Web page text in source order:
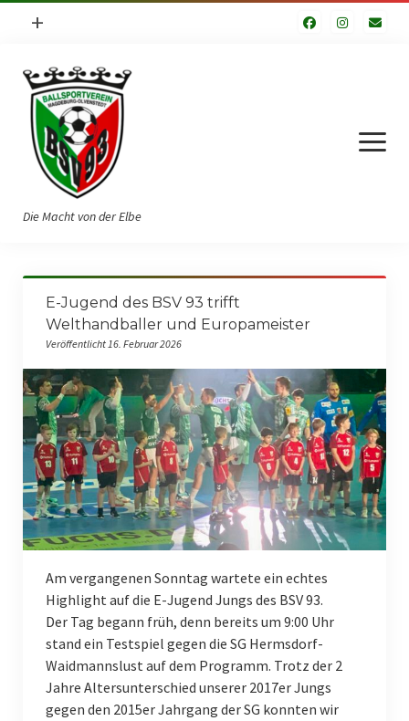
Menü
+
Impressum
Datenschutzerklärung
Fuhrpark
Die Macht von der Elbe
Menü
öffnen
Startseite
Verein
Vorstand
Geschichte
Schiedsrichter
Service
Kontakt
Frauen
1. Frauen
Männer
2. Männer
E-Jugend des BSV 93 trifft
Welthandballer und Europameister
Veröffentlicht 16. Februar 2026
Am vergangenen Sonntag wartete ein echtes
Highlight auf die E-Jugend Jungs des BSV 93.
Der Tag begann früh, denn bereits um 9:00 Uhr
stand ein Testspiel gegen die SG Hermsdorf-
Waidmannslust auf dem Programm. Trotz der 2
Jahre Altersunterschied unserer 2017er Jungs
gegen den 2015er Jahrgang der SG konnten wir